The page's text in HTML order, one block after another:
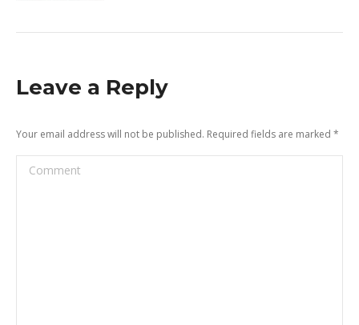
Leave a Reply
Your email address will not be published. Required fields are marked *
Comment